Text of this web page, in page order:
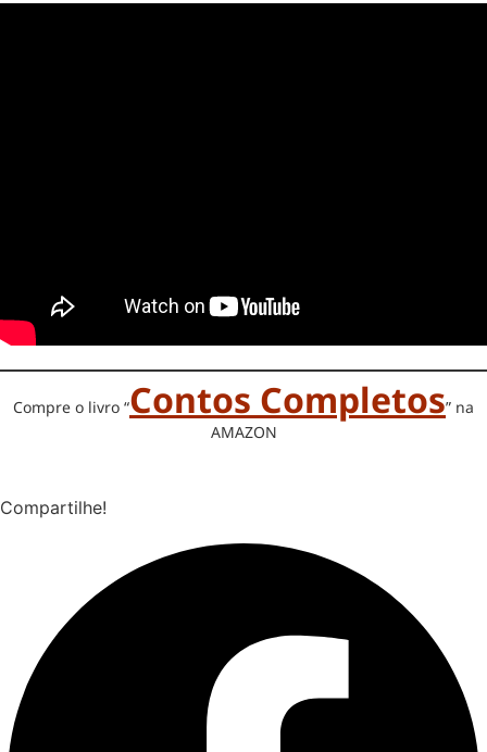
Compre o livro “Contos Completos” na
AMAZON
Compartilhe!